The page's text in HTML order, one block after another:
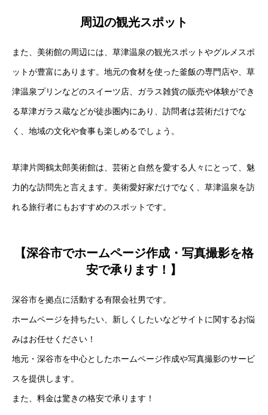
周辺の観光スポット
また、美術館の周辺には、草津温泉の観光スポットやグルメスポ
ットが豊富にあります。地元の食材を使った釜飯の専門店や、草
津温泉プリンなどのスイーツ店、ガラス雑貨の販売や体験ができ
る草津ガラス蔵などが徒歩圏内にあり、訪問者は芸術だけでな
く、地域の文化や食事も楽しめるでしょう​ ​。
草津片岡鶴太郎美術館は、芸術と自然を愛する人々にとって、魅
力的な訪問先と言えます。美術愛好家だけでなく、草津温泉を訪
れる旅行者にもおすすめのスポットです。
【深谷市でホームページ作成・写真撮影を格
安で承ります！】
深谷市を拠点に活動する有限会社男です。
ホームページを持ちたい、新しくしたいなどサイトに関するお悩
みはお任せください！
地元・深谷市を中心としたホームページ作成や写真撮影のサービ
スを提供します。
また、料金は驚きの格安で承ります！